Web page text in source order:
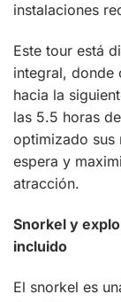
instalaciones
Este tour está
integral, donde
hacia la
las 5.5 horas
optimizado sus
espera y
atracción.
Snorkel y
incluido
El snorkel es